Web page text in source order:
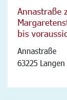
Annastraße
bis
Annastraße
63225 Langen